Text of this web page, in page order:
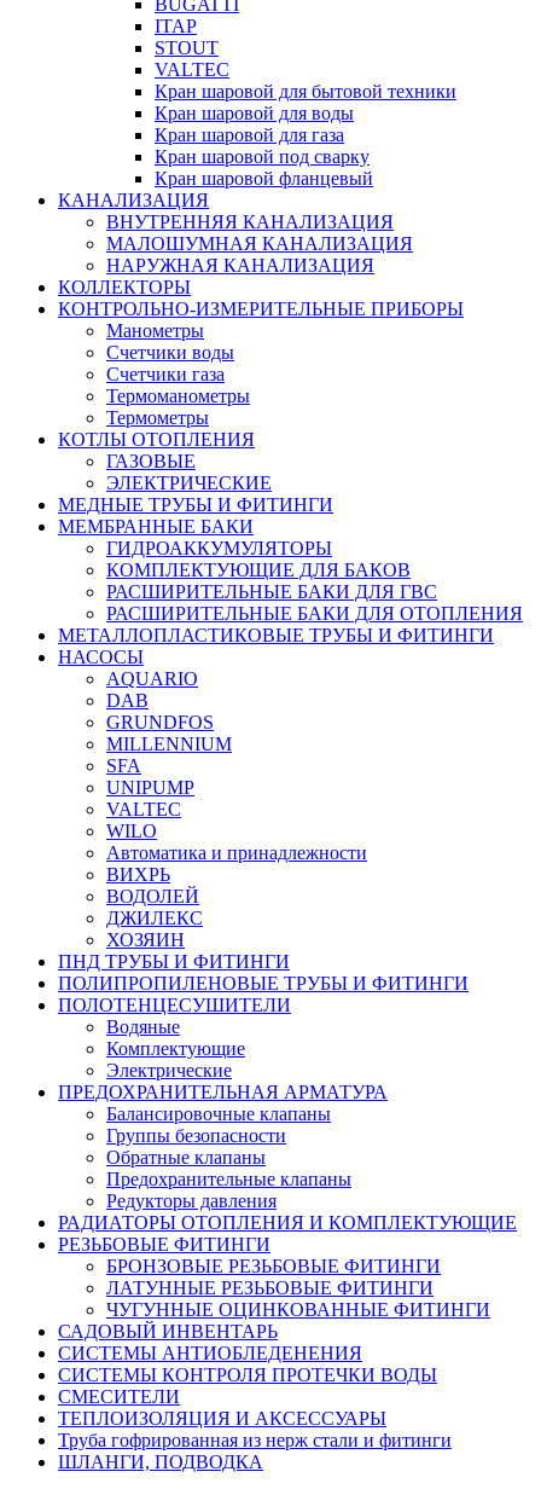
BUGATTI
ITAP
STOUT
VALTEC
Кран шаровой для бытовой техники
Кран шаровой для воды
Кран шаровой для газа
Кран шаровой под сварку
Кран шаровой фланцевый
КАНАЛИЗАЦИЯ
ВНУТРЕННЯЯ КАНАЛИЗАЦИЯ
МАЛОШУМНАЯ КАНАЛИЗАЦИЯ
НАРУЖНАЯ КАНАЛИЗАЦИЯ
КОЛЛЕКТОРЫ
КОНТРОЛЬНО-ИЗМЕРИТЕЛЬНЫЕ ПРИБОРЫ
Манометры
Счетчики воды
Счетчики газа
Термоманометры
Термометры
КОТЛЫ ОТОПЛЕНИЯ
ГАЗОВЫЕ
ЭЛЕКТРИЧЕСКИЕ
МЕДНЫЕ ТРУБЫ И ФИТИНГИ
МЕМБРАННЫЕ БАКИ
ГИДРОАККУМУЛЯТОРЫ
КОМПЛЕКТУЮЩИЕ ДЛЯ БАКОВ
РАСШИРИТЕЛЬНЫЕ БАКИ ДЛЯ ГВС
РАСШИРИТЕЛЬНЫЕ БАКИ ДЛЯ ОТОПЛЕНИЯ
МЕТАЛЛОПЛАСТИКОВЫЕ ТРУБЫ И ФИТИНГИ
НАСОСЫ
AQUARIO
DAB
GRUNDFOS
MILLENNIUM
SFA
UNIPUMP
VALTEC
WILO
Автоматика и принадлежности
ВИХРЬ
ВОДОЛЕЙ
ДЖИЛЕКС
ХОЗЯИН
ПНД ТРУБЫ И ФИТИНГИ
ПОЛИПРОПИЛЕНОВЫЕ ТРУБЫ И ФИТИНГИ
ПОЛОТЕНЦЕСУШИТЕЛИ
Водяные
Комплектующие
Электрические
ПРЕДОХРАНИТЕЛЬНАЯ АРМАТУРА
Балансировочные клапаны
Группы безопасности
Обратные клапаны
Предохранительные клапаны
Редукторы давления
РАДИАТОРЫ ОТОПЛЕНИЯ И КОМПЛЕКТУЮЩИЕ
РЕЗЬБОВЫЕ ФИТИНГИ
БРОНЗОВЫЕ РЕЗЬБОВЫЕ ФИТИНГИ
ЛАТУННЫЕ РЕЗЬБОВЫЕ ФИТИНГИ
ЧУГУННЫЕ ОЦИНКОВАННЫЕ ФИТИНГИ
САДОВЫЙ ИНВЕНТАРЬ
СИСТЕМЫ АНТИОБЛЕДЕНЕНИЯ
СИСТЕМЫ КОНТРОЛЯ ПРОТЕЧКИ ВОДЫ
СМЕСИТЕЛИ
ТЕПЛОИЗОЛЯЦИЯ И АКСЕССУАРЫ
Труба гофрированная из нерж стали и фитинги
ШЛАНГИ, ПОДВОДКА